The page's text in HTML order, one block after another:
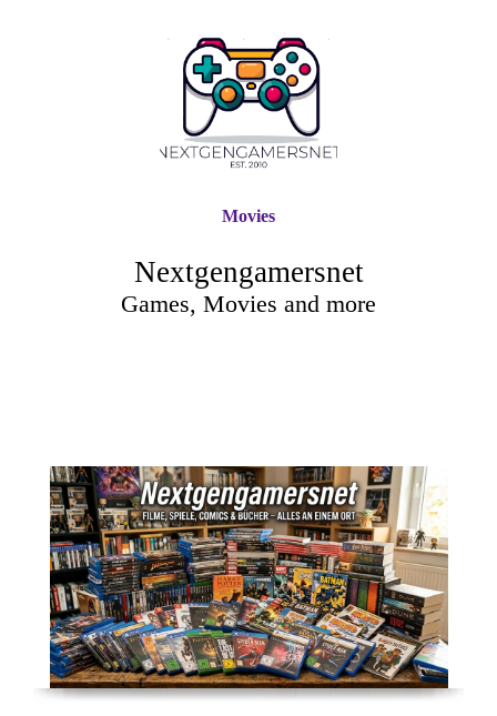
Nextgengamersnet
Games, Movies and more
Movies